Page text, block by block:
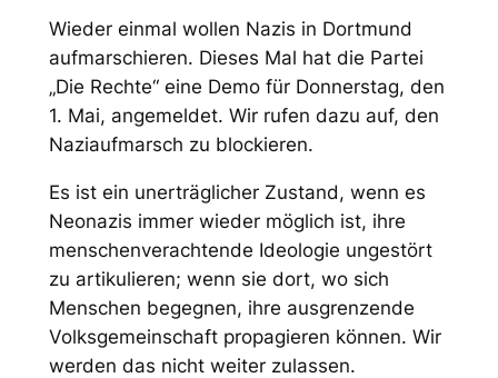
Wieder einmal wollen Nazis in Dortmund
aufmarschieren. Dieses Mal hat die Partei
„Die Rechte“ eine Demo für Donnerstag, den
1. Mai, angemeldet. Wir rufen dazu auf, den
Naziaufmarsch zu blockieren.
Es ist ein unerträglicher Zustand, wenn es
Neonazis immer wieder möglich ist, ihre
menschenverachtende Ideologie ungestört
zu artikulieren; wenn sie dort, wo sich
Menschen begegnen, ihre ausgrenzende
Volksgemeinschaft propagieren können. Wir
werden das nicht weiter zulassen.